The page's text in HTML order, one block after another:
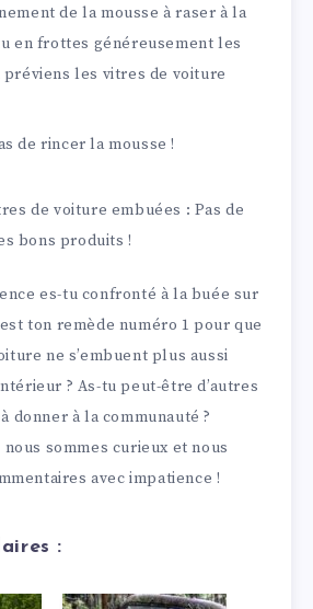
de la mousse à raser à la
en frottes généreusement les
les vitres de voiture
de rincer la mousse !
de voiture embuées : Pas de
bons produits !
es-tu confronté à la buée sur
ton remède numéro 1 pour que
ne s’embuent plus aussi
? As-tu peut-être d’autres
donner à la communauté ?
sommes curieux et nous
avec impatience !
: